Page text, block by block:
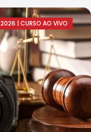
2026 |CURSO AO VIVO